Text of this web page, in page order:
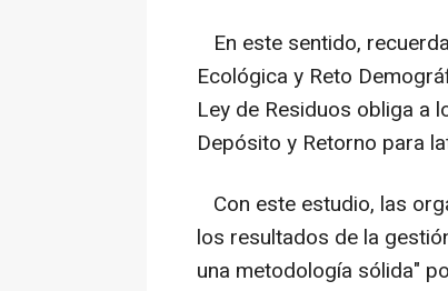
En este sentido,
Ecológica y Reto
Ley de Residuos obliga a
Depósito y Retorno para
Con este estudio, las
los resultados de la
una metodología sólida"